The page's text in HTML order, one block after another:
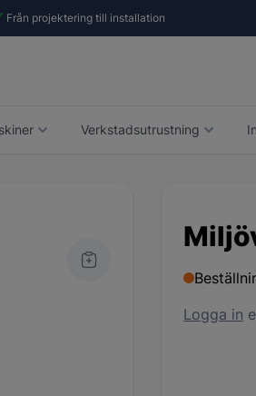
Från projektering till installation
Verkstadsutrustning
Logga in